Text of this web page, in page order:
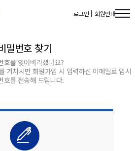
로그인 회원안내
밀번호 찾기
호를 잊어버리셨나요?
거치시면 회원가입 시 입력하신 이메일로 임시
호를 전송해 드립니다.